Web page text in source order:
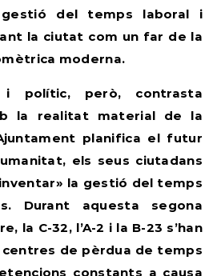
del temps laboral i
la ciutat com un far de la
moderna.
i polític, però, contrasta
la realitat material de la
planifica el futur
els seus ciutadans
la gestió del temps
Durant aquesta segona
la C-32, l’A-2 i la B-23 s’han
de pèrdua de temps
constants a causa